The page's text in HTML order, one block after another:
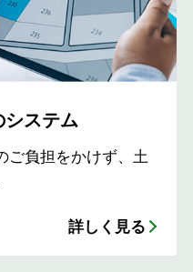
ステム
ご負担をかけず、土
詳しく見る